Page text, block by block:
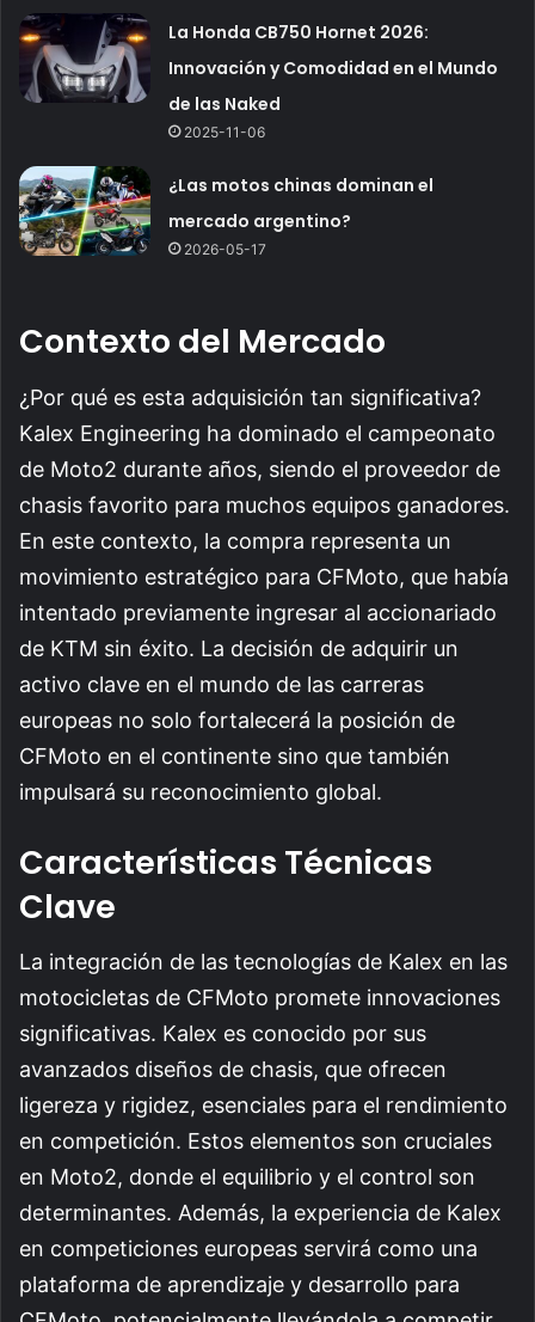
La Honda CB750 Hornet 2026:
Innovación y Comodidad en el Mundo
de las Naked
2025-11-06
¿Las motos chinas dominan el
mercado argentino?
2026-05-17
Contexto del Mercado
¿Por qué es esta adquisición tan significativa?
Kalex Engineering ha dominado el campeonato
de Moto2 durante años, siendo el proveedor de
chasis favorito para muchos equipos ganadores.
En este contexto, la compra representa un
movimiento estratégico para CFMoto, que había
intentado previamente ingresar al accionariado
de KTM sin éxito. La decisión de adquirir un
activo clave en el mundo de las carreras
europeas no solo fortalecerá la posición de
CFMoto en el continente sino que también
impulsará su reconocimiento global.
Características Técnicas
Clave
La integración de las tecnologías de Kalex en las
motocicletas de CFMoto promete innovaciones
significativas. Kalex es conocido por sus
avanzados diseños de chasis, que ofrecen
ligereza y rigidez, esenciales para el rendimiento
en competición. Estos elementos son cruciales
en Moto2, donde el equilibrio y el control son
determinantes. Además, la experiencia de Kalex
en competiciones europeas servirá como una
plataforma de aprendizaje y desarrollo para